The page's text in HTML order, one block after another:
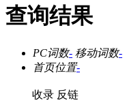
查询结果
PC词数- 移动词数-
首页位置-
收录 反链